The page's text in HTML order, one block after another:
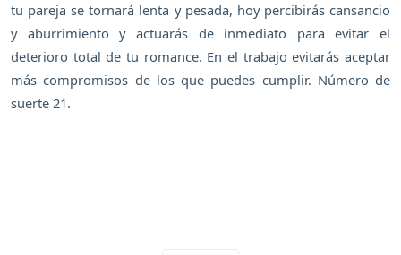
tu pareja se tornará lenta y pesada, hoy percibirás cansancio
y aburrimiento y actuarás de inmediato para evitar el
deterioro total de tu romance. En el trabajo evitarás aceptar
más compromisos de los que puedes cumplir. Número de
suerte 21.